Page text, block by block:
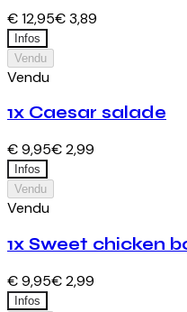
€ 12,95€ 3,89
Infos
Vendu
Vendu
1x Caesar salade
€ 9,95€ 2,99
Infos
Vendu
Vendu
1x Sweet chicken
€ 9,95€ 2,99
Infos